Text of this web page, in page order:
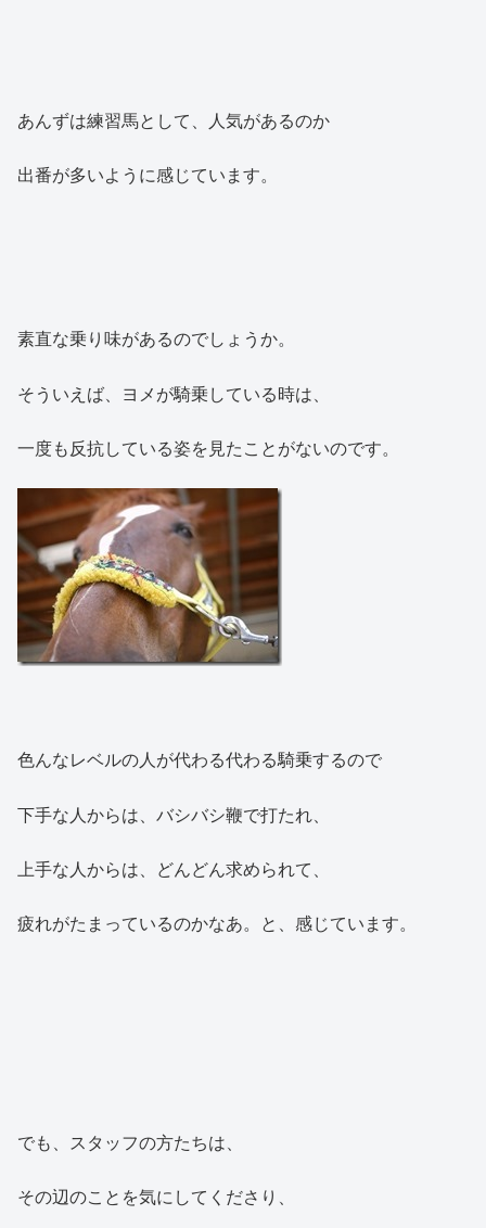
あんずは練習馬として、人気があるのか
出番が多いように感じています。
素直な乗り味があるのでしょうか。
そういえば、ヨメが騎乗している時は、
一度も反抗している姿を見たことがないのです。
色んなレベルの人が代わる代わる騎乗するので
下手な人からは、バシバシ鞭で打たれ、
上手な人からは、どんどん求められて、
疲れがたまっているのかなあ。と、感じています。
でも、スタッフの方たちは、
その辺のことを気にしてくださり、